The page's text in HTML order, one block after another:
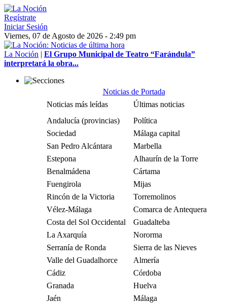
Regístrate
Iniciar Sesión
Viernes, 07 de Agosto de 2026 - 2:49 pm
La Noción | El Grupo Municipal de Teatro “Farándula”
interpretará la obra...
Noticias de Portada
Noticias más leídas
Últimas noticias
Andalucía (provincias)
Política
Sociedad
Málaga capital
San Pedro Alcántara
Marbella
Estepona
Alhaurín de la Torre
Benalmádena
Cártama
Fuengirola
Mijas
Rincón de la Victoria
Torremolinos
Vélez-Málaga
Comarca de Antequera
Costa del Sol Occidental
Guadalteba
La Axarquía
Nororma
Serranía de Ronda
Sierra de las Nieves
Valle del Guadalhorce
Almería
Cádiz
Córdoba
Granada
Huelva
Jaén
Málaga